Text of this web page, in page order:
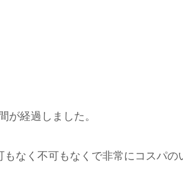
が経過しました。
もなく不可もなくで非常にコスパの